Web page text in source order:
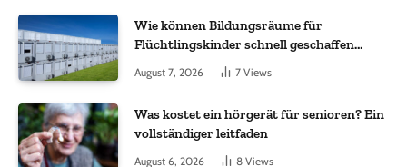
Wie können Bildungsräume für
Flüchtlingskinder schnell geschaffen
August 7, 2026 7 Views
Was kostet ein hörgerät für senioren? Ein
vollständiger leitfaden
August 6, 2026 8 Views